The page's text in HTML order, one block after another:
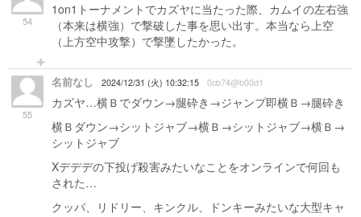
54
1on1トーナメントでカズヤに当たった際、カムイの左右強
（本来は横強）で撃破した事を思い出す。本当なら上空
（上方空中攻撃）で撃墜したかった。
55
名前なし 2024/12/31 (火) 10:32:15 0cb74@b00d1
カズヤ…横Ｂでダウン→腿砕き→ジャンプ即横Ｂ→腿砕き
横Ｂダウン→シットジャブ→横Ｂ→シットジャブ→横Ｂ→
シットジャブ
Xデデデの下投げ殺害みたいなことをオンラインで何回も
された…
クッパ、リドリー、キンクル、ドンキーみたいな大型キャ